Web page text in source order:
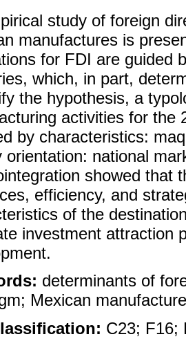
study of foreign
manufactures is
for FDI are guided
which, in part,
the hypothesis, a
activities for the
by characteristics:
orientation: national
showed that
efficiency, and
of the
investment attraction
determinants of
Mexican
C23; F16;